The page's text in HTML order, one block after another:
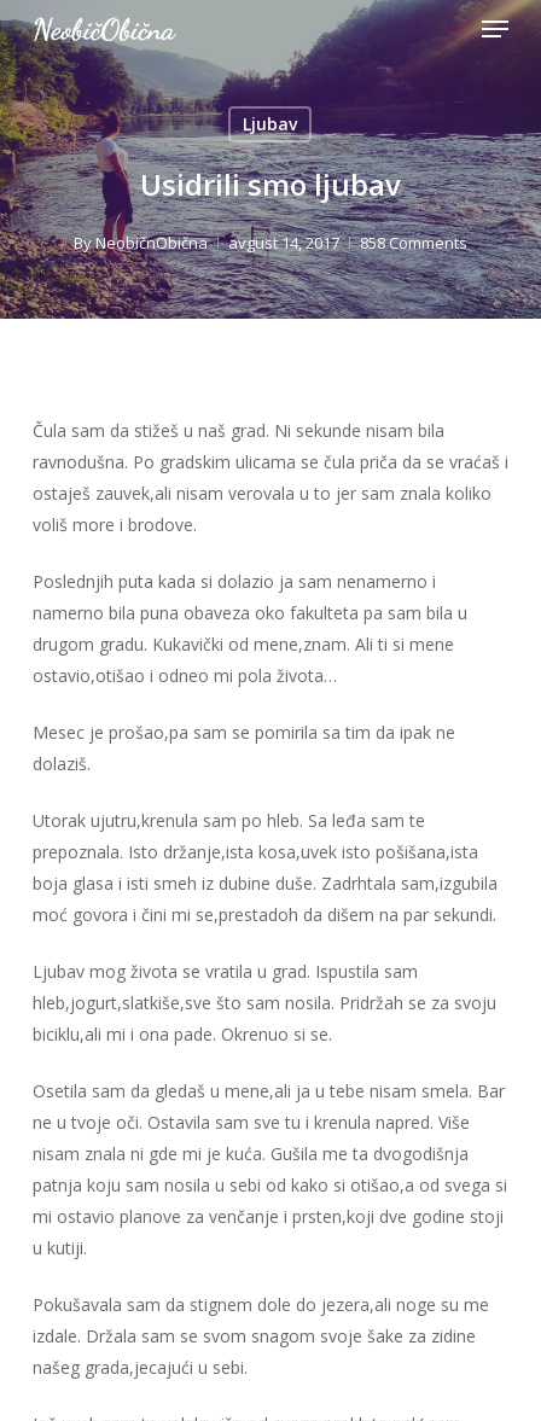
Skip
to
main
content
Menu
Ljubav
Usidrili smo ljubav
ByNeobičnObična avgust 14, 2017 858 Comments
Čula sam da stižeš u naš grad. Ni sekunde nisam bila
ravnodušna. Po gradskim ulicama se čula priča da se vraćaš i
ostaješ zauvek,ali nisam verovala u to jer sam znala koliko
voliš more i brodove.
Poslednjih puta kada si dolazio ja sam nenamerno i
namerno bila puna obaveza oko fakulteta pa sam bila u
drugom gradu. Kukavički od mene,znam. Ali ti si mene
ostavio,otišao i odneo mi pola života…
Mesec je prošao,pa sam se pomirila sa tim da ipak ne
dolaziš.
Utorak ujutru,krenula sam po hleb. Sa leđa sam te
prepoznala. Isto držanje,ista kosa,uvek isto pošišana,ista
boja glasa i isti smeh iz dubine duše. Zadrhtala sam,izgubila
moć govora i čini mi se,prestadoh da dišem na par sekundi.
Ljubav mog života se vratila u grad. Ispustila sam
hleb,jogurt,slatkiše,sve što sam nosila. Pridržah se za svoju
biciklu,ali mi i ona pade. Okrenuo si se.
Osetila sam da gledaš u mene,ali ja u tebe nisam smela. Bar
ne u tvoje oči. Ostavila sam sve tu i krenula napred. Više
nisam znala ni gde mi je kuća. Gušila me ta dvogodišnja
patnja koju sam nosila u sebi od kako si otišao,a od svega si
mi ostavio planove za venčanje i prsten,koji dve godine stoji
u kutiji.
Pokušavala sam da stignem dole do jezera,ali noge su me
izdale. Držala sam se svom snagom svoje šake za zidine
našeg grada,jecajući u sebi.